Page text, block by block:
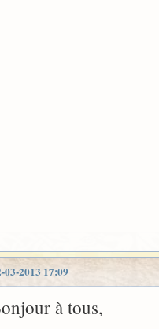
03-2013 17:09
à tous,